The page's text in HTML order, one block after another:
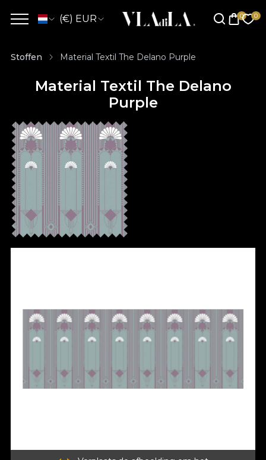
(€) EUR
Stoffen Material Textil The Delano Purple
Material Textil The Delano
Purple